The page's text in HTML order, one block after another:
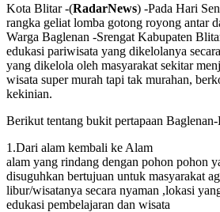
Kota Blitar -(RadarNews) -Pada Hari
rangka geliat lomba gotong royong antar
Warga Baglenan -Srengat Kabupaten
edukasi pariwisata yang dikelolanya
yang dikelola oleh masyarakat sekitar
wisata super murah tapi tak murahan,
kekinian.
Berikut tentang bukit pertapaan
1.Dari alam kembali ke Alam
alam yang rindang dengan pohon pohon
disuguhkan bertujuan untuk masyarakat
libur/wisatanya secara nyaman ,lokasi
edukasi pembelajaran dan wisata